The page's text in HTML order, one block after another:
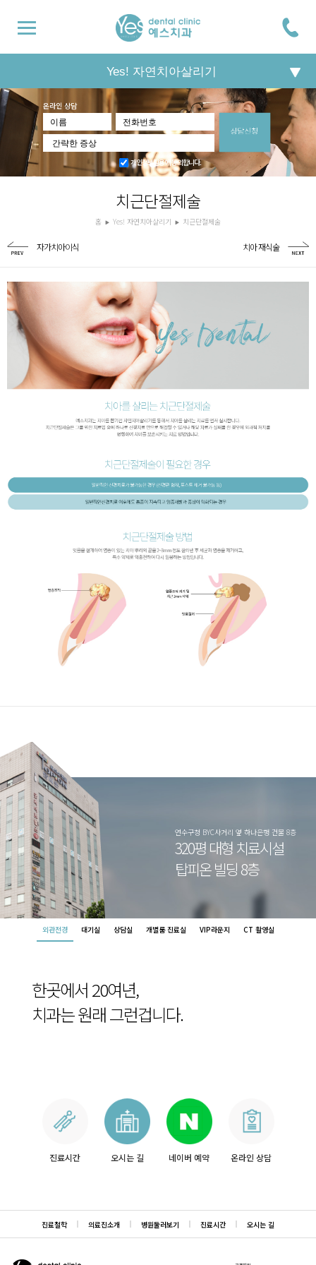
Yes! 자연치아살리기
온라인 상담
개인정보활용에 동의합니다.
치근단절제술
홈 Yes! 자연치아살리기 치근단절제술
자가치아이식 치아 재식술
연수구청 BYC사거리 옆 하나은행 건물 8층
320평 대형 치료시설
탑피온 빌딩 8층
외관전경 대기실 상담실 개별룸 진료실 VIP라운지 CT 촬영실
한곳에서 20여년,
치과는 원래 그런겁니다.
진료시간 오시는 길 네이버 예약 온라인 상담
진료철학 의료진소개 병원둘러보기 진료시간 오시는 길